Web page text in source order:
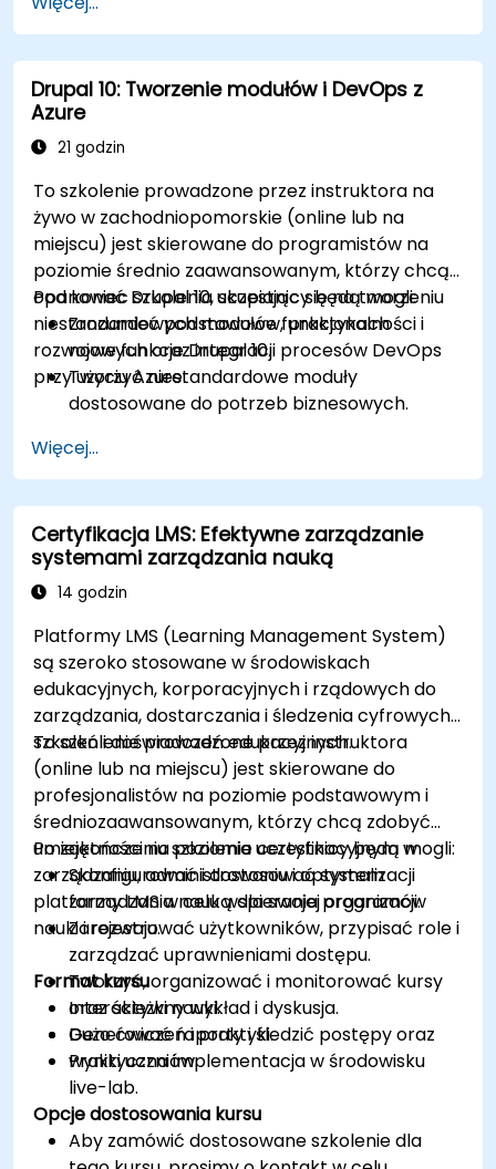
mobilnych.
Drupal 10: Tworzenie modułów i DevOps z
Azure
21 godzin
To szkolenie prowadzone przez instruktora na
żywo w zachodniopomorskie (online lub na
miejscu) jest skierowane do programistów na
poziomie średnio zaawansowanym, którzy chcą
opanować Drupal 10, skupiając się na tworzeniu
niestandardowych modułów, praktykach
rozwojowych oraz integracji procesów DevOps
przy użyciu Azure.
Pod koniec szkolenia uczestnicy będą mogli:
Zrozumieć podstawowe funkcjonalności i
nowe funkcje Drupal 10.
Tworzyć niestandardowe moduły
dostosowane do potrzeb biznesowych.
Drupal.
Konfigurować i zarządzać środowiskami
deweloperskimi przy użyciu usług Azure.
Automatyzować wdrażanie i skalowanie przy
użyciu narzędzi Azure DevOps.
Więcej...
Certyfikacja LMS: Efektywne zarządzanie
systemami zarządzania nauką
14 godzin
Platformy LMS (Learning Management System)
są szeroko stosowane w środowiskach
edukacyjnych, korporacyjnych i rządowych do
zarządzania, dostarczania i śledzenia cyfrowych
szkoleń i doświadczeń edukacyjnych.
To szkolenie prowadzone przez instruktora
(online lub na miejscu) jest skierowane do
profesjonalistów na poziomie podstawowym i
średniozaawansowanym, którzy chcą zdobyć
umiejętności na poziomie certyfikacyjnym w
zarządzaniu, administrowaniu i optymalizacji
platformy LMS w celu wspierania programów
nauki i rozwoju.
Po zakończeniu szkolenia uczestnicy będą mogli:
Skonfigurować i dostosować system
zarządzania nauką dla swojej organizacji.
Zarejestrować użytkowników, przypisać role i
zarządzać uprawnieniami dostępu.
Tworzyć, organizować i monitorować kursy
oraz ścieżki nauki.
Generować raporty i śledzić postępy oraz
wyniki uczniów.
Format kursu
Interaktywny wykład i dyskusja.
Dużo ćwiczeń i praktyki.
Praktyczna implementacja w środowisku
live-lab.
Opcje dostosowania kursu
Aby zamówić dostosowane szkolenie dla